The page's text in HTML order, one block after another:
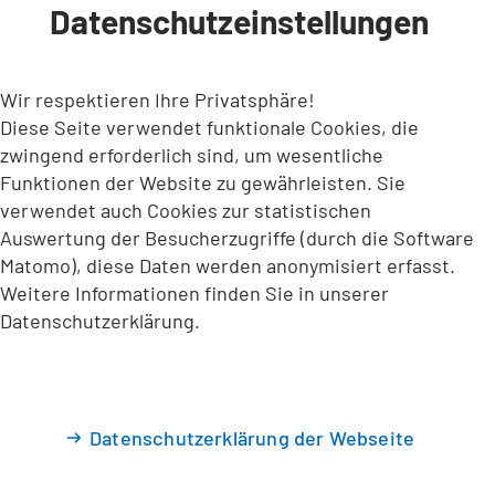
INHALT ANSPRINGEN
Datenschutzeinstellungen
Wir respektieren Ihre Privatsphäre!
Diese Seite verwendet funktionale Cookies, die
zwingend erforderlich sind, um wesentliche
Funktionen der Website zu gewährleisten. Sie
verwendet auch Cookies zur statistischen
Auswertung der Besucherzugriffe (durch die Software
Matomo), diese Daten werden anonymisiert erfasst.
Weitere Informationen finden Sie in unserer
Datenschutzerklärung.
Datenschutzerklärung der Webseite